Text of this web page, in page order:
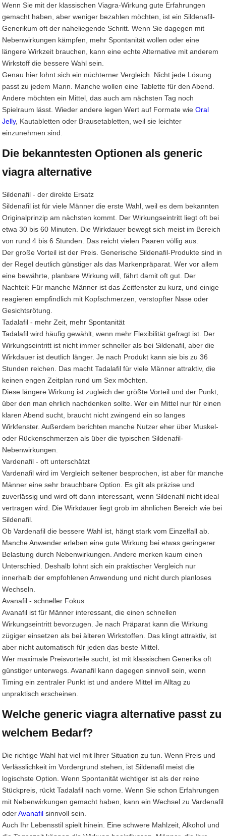
Wenn Sie mit der klassischen Viagra-Wirkung gute Erfahrungen
gemacht haben, aber weniger bezahlen möchten, ist ein Sildenafil-
Generikum oft der naheliegende Schritt. Wenn Sie dagegen mit
Nebenwirkungen kämpfen, mehr Spontanität wollen oder eine
längere Wirkzeit brauchen, kann eine echte Alternative mit anderem
Wirkstoff die bessere Wahl sein.
Genau hier lohnt sich ein nüchterner Vergleich. Nicht jede Lösung
passt zu jedem Mann. Manche wollen eine Tablette für den Abend.
Andere möchten ein Mittel, das auch am nächsten Tag noch
Spielraum lässt. Wieder andere legen Wert auf Formate wieOral
Jelly, Kautabletten oder Brausetabletten, weil sie leichter
einzunehmen sind.
Die bekanntesten Optionen als generic
viagra alternative
Sildenafil - der direkte Ersatz
Sildenafil ist für viele Männer die erste Wahl, weil es dem bekannten
Originalprinzip am nächsten kommt. Der Wirkungseintritt liegt oft bei
etwa 30 bis 60 Minuten. Die Wirkdauer bewegt sich meist im Bereich
von rund 4 bis 6 Stunden. Das reicht vielen Paaren völlig aus.
Der große Vorteil ist der Preis. Generische Sildenafil-Produkte sind in
der Regel deutlich günstiger als das Markenpräparat. Wer vor allem
eine bewährte, planbare Wirkung will, fährt damit oft gut. Der
Nachteil: Für manche Männer ist das Zeitfenster zu kurz, und einige
reagieren empfindlich mit Kopfschmerzen, verstopfter Nase oder
Gesichtsrötung.
Tadalafil - mehr Zeit, mehr Spontanität
Tadalafil wird häufig gewählt, wenn mehr Flexibilität gefragt ist. Der
Wirkungseintritt ist nicht immer schneller als bei Sildenafil, aber die
Wirkdauer ist deutlich länger. Je nach Produkt kann sie bis zu 36
Stunden reichen. Das macht Tadalafil für viele Männer attraktiv, die
keinen engen Zeitplan rund um Sex möchten.
Diese längere Wirkung ist zugleich der größte Vorteil und der Punkt,
über den man ehrlich nachdenken sollte. Wer ein Mittel nur für einen
klaren Abend sucht, braucht nicht zwingend ein so langes
Wirkfenster. Außerdem berichten manche Nutzer eher über Muskel-
oder Rückenschmerzen als über die typischen Sildenafil-
Nebenwirkungen.
Vardenafil - oft unterschätzt
Vardenafil wird im Vergleich seltener besprochen, ist aber für manche
Männer eine sehr brauchbare Option. Es gilt als präzise und
zuverlässig und wird oft dann interessant, wenn Sildenafil nicht ideal
vertragen wird. Die Wirkdauer liegt grob im ähnlichen Bereich wie bei
Sildenafil.
Ob Vardenafil die bessere Wahl ist, hängt stark vom Einzelfall ab.
Manche Anwender erleben eine gute Wirkung bei etwas geringerer
Belastung durch Nebenwirkungen. Andere merken kaum einen
Unterschied. Deshalb lohnt sich ein praktischer Vergleich nur
innerhalb der empfohlenen Anwendung und nicht durch planloses
Wechseln.
Avanafil - schneller Fokus
Avanafil ist für Männer interessant, die einen schnellen
Wirkungseintritt bevorzugen. Je nach Präparat kann die Wirkung
zügiger einsetzen als bei älteren Wirkstoffen. Das klingt attraktiv, ist
aber nicht automatisch für jeden das beste Mittel.
Wer maximale Preisvorteile sucht, ist mit klassischen Generika oft
günstiger unterwegs. Avanafil kann dagegen sinnvoll sein, wenn
Timing ein zentraler Punkt ist und andere Mittel im Alltag zu
unpraktisch erscheinen.
Welche generic viagra alternative passt zu
welchem Bedarf?
Die richtige Wahl hat viel mit Ihrer Situation zu tun. Wenn Preis und
Verlässlichkeit im Vordergrund stehen, ist Sildenafil meist die
logischste Option. Wenn Spontanität wichtiger ist als der reine
Stückpreis, rückt Tadalafil nach vorne. Wenn Sie schon Erfahrungen
mit Nebenwirkungen gemacht haben, kann ein Wechsel zu Vardenafil
oderAvanafil sinnvoll sein.
Auch Ihr Lebensstil spielt hinein. Eine schwere Mahlzeit, Alkohol und